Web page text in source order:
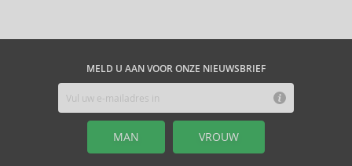
MELD U AAN VOOR ONZE NIEUWSBRIEF
MAN VROUW